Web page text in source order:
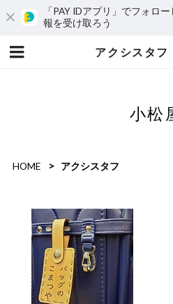
「PAY IDアプリ」でフォロ
報を受け取ろう
アクシスタフ
小松
HOME アクシスタフ